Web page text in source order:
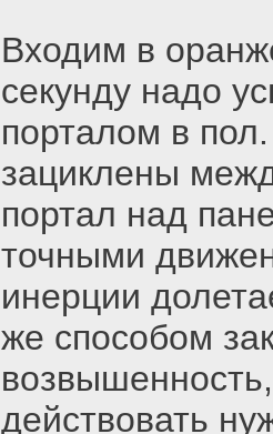
Входим в
секунду надо
порталом в
зациклены
портал над
точными
инерции
же способом
действовать